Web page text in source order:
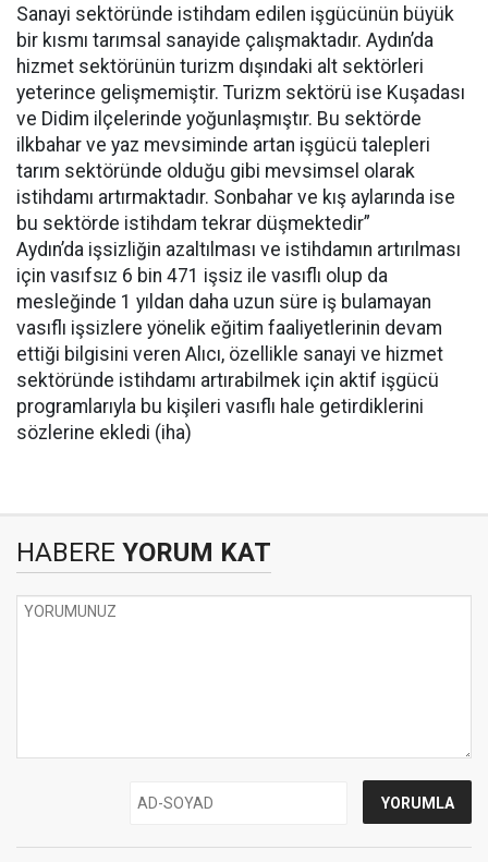
Sanayi sektöründe istihdam edilen işgücünün büyük
bir kısmı tarımsal sanayide çalışmaktadır. Aydın’da
hizmet sektörünün turizm dışındaki alt sektörleri
yeterince gelişmemiştir. Turizm sektörü ise Kuşadası
ve Didim ilçelerinde yoğunlaşmıştır. Bu sektörde
ilkbahar ve yaz mevsiminde artan işgücü talepleri
tarım sektöründe olduğu gibi mevsimsel olarak
istihdamı artırmaktadır. Sonbahar ve kış aylarında ise
bu sektörde istihdam tekrar düşmektedir”
Aydın’da işsizliğin azaltılması ve istihdamın artırılması
için vasıfsız 6 bin 471 işsiz ile vasıflı olup da
mesleğinde 1 yıldan daha uzun süre iş bulamayan
vasıflı işsizlere yönelik eğitim faaliyetlerinin devam
ettiği bilgisini veren Alıcı, özellikle sanayi ve hizmet
sektöründe istihdamı artırabilmek için aktif işgücü
programlarıyla bu kişileri vasıflı hale getirdiklerini
sözlerine ekledi (iha)
HABERE YORUM KAT